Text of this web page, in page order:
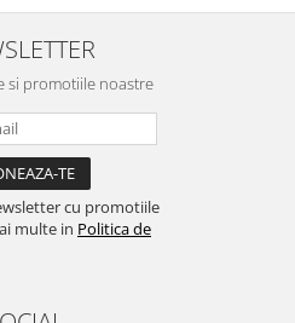
si promotiile noastre
cu promotiile
multe in Politica de